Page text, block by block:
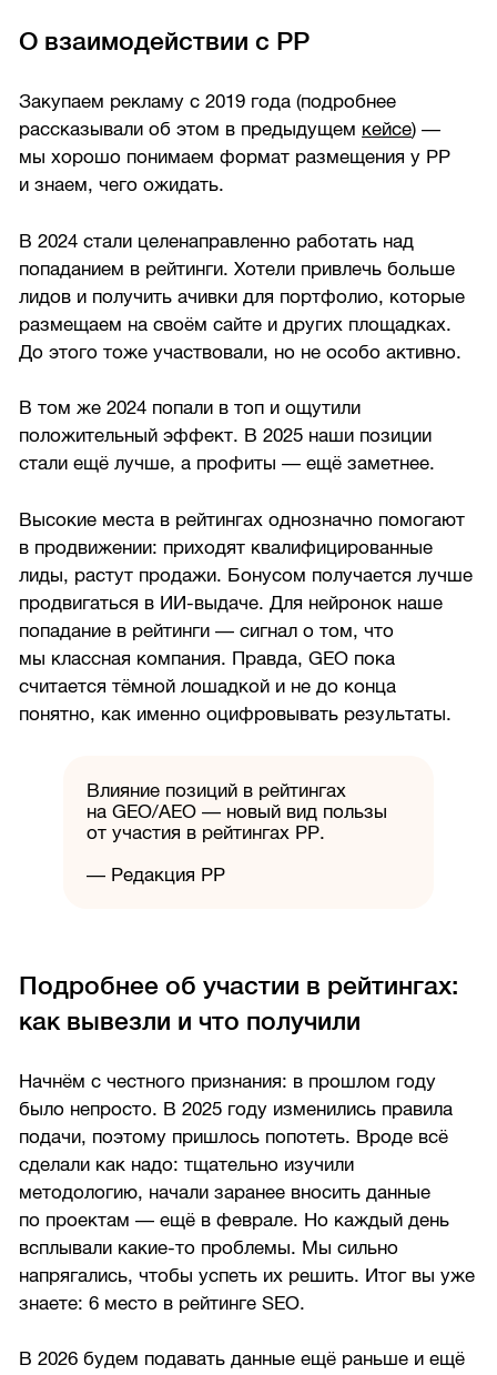
О взаимодействии с РР
Закупаем рекламу с 2019 года (подробнее
рассказывали об этом в предыдущем кейсе) —
мы хорошо понимаем формат размещения у РР
и знаем, чего ожидать.
В 2024 стали целенаправленно работать над
попаданием в рейтинги. Хотели привлечь больше
лидов и получить ачивки для портфолио, которые
размещаем на своём сайте и других площадках.
До этого тоже участвовали, но не особо активно.
В том же 2024 попали в топ и ощутили
положительный эффект. В 2025 наши позиции
стали ещё лучше, а профиты — ещё заметнее.
Высокие места в рейтингах однозначно помогают
в продвижении: приходят квалифицированные
лиды, растут продажи. Бонусом получается лучше
продвигаться в ИИ-выдаче. Для нейронок наше
попадание в рейтинги — сигнал о том, что
мы классная компания. Правда, GEO пока
считается тёмной лошадкой и не до конца
понятно, как именно оцифровывать результаты.
Влияние позиций в рейтингах
на GEO/АЕО — новый вид пользы
от участия в рейтингах РР.
— Редакция РР
Подробнее об участии в рейтингах:
как вывезли и что получили
Начнём с честного признания: в прошлом году
было непросто. В 2025 году изменились правила
подачи, поэтому пришлось попотеть. Вроде всё
сделали как надо: тщательно изучили
методологию, начали заранее вносить данные
по проектам — ещё в феврале. Но каждый день
всплывали какие-то проблемы. Мы сильно
напрягались, чтобы успеть их решить. Итог вы уже
знаете: 6 место в рейтинге SEO.
В 2026 будем подавать данные ещё раньше и ещё